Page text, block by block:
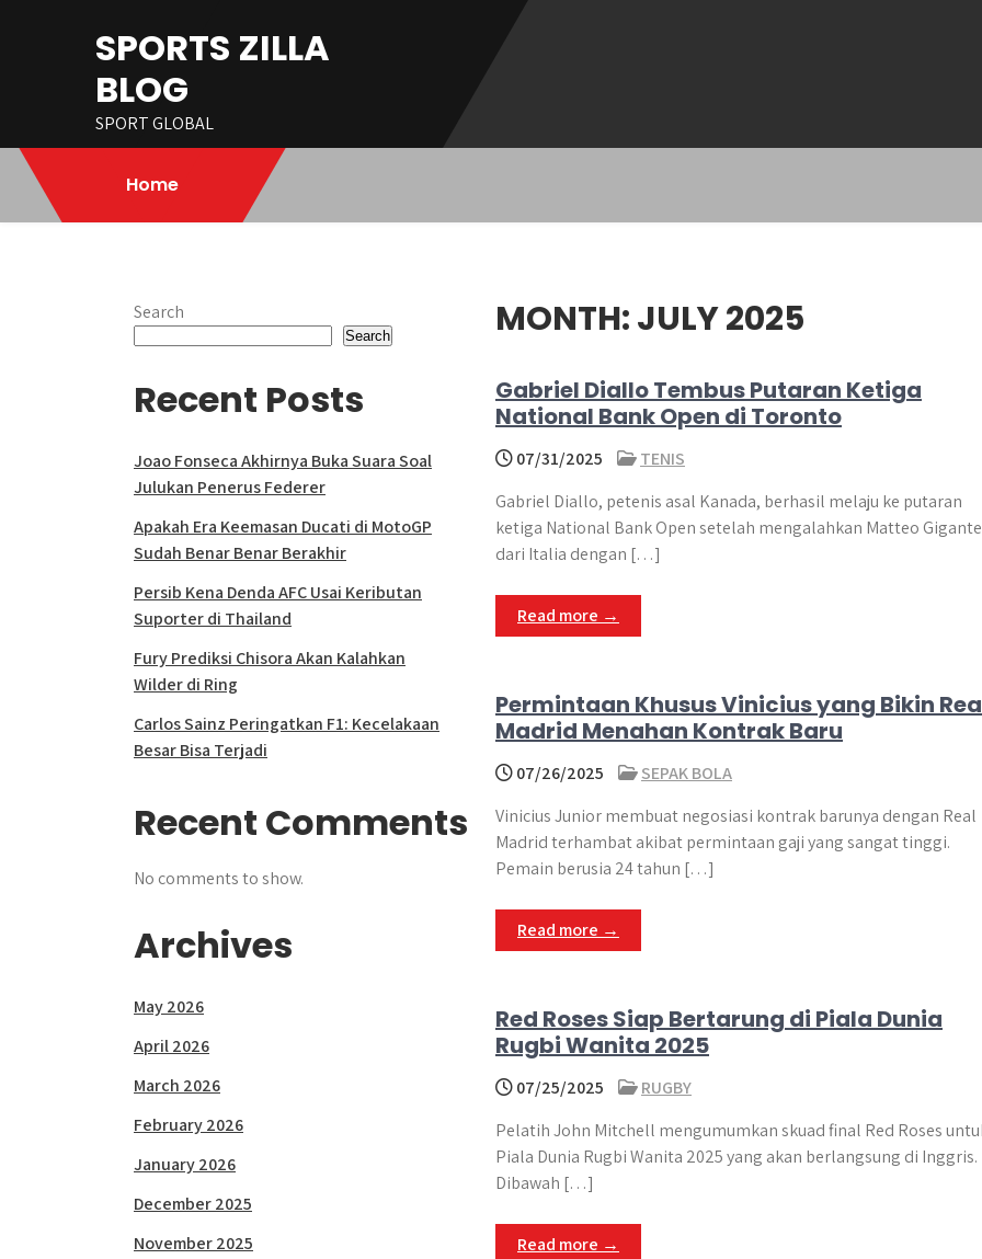
SPORTS ZILLA
BLOG
SPORT GLOBAL
Home
MONTH:JULY 2025
Gabriel Diallo Tembus Putaran Ketiga
National Bank Open di Toronto
07/31/2025
TENIS
Gabriel Diallo, petenis asal Kanada, berhasil melaju ke putaran
ketiga National Bank Open setelah mengalahkan Matteo Gigante
dari Italia dengan […]
Read more →
Permintaan Khusus Vinicius yang Bikin
Madrid Menahan Kontrak Baru
07/26/2025
SEPAK BOLA
Vinicius Junior membuat negosiasi kontrak barunya dengan Real
Madrid terhambat akibat permintaan gaji yang sangat tinggi.
Pemain berusia 24 tahun […]
Read more →
Red Roses Siap Bertarung di Piala Dunia
Rugbi Wanita 2025
07/25/2025
RUGBY
Pelatih John Mitchell mengumumkan skuad final Red Roses
Piala Dunia Rugbi Wanita 2025 yang akan berlangsung di Inggris.
Dibawah […]
Read more →
Search
Search
Recent Posts
Joao Fonseca Akhirnya Buka Suara Soal
Julukan Penerus Federer
Apakah Era Keemasan Ducati di MotoGP
Sudah Benar Benar Berakhir
Persib Kena Denda AFC Usai Keributan
Suporter di Thailand
Fury Prediksi Chisora Akan Kalahkan
Wilder di Ring
Carlos Sainz Peringatkan F1: Kecelakaan
Besar Bisa Terjadi
Recent Comments
No comments to show.
Archives
May 2026
April 2026
March 2026
February 2026
January 2026
December 2025
November 2025